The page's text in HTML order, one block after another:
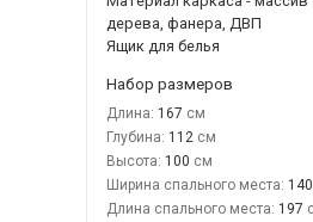
дерева, фанера, ДВП
Ящик для белья
Набор размеров
Длина: 167
Глубина: 112
Высота: 100
Ширина спального места: 140
Длина спального места: 197